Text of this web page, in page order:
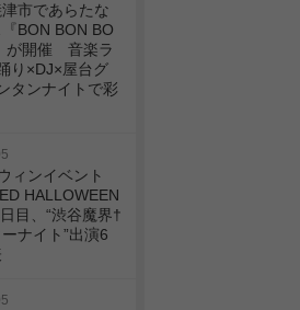
市であらたな
BON BON BO
が開催 音楽ラ
り×DJ×屋台グ
タンナイトで彩
ィンイベント
HALLOWEEN
目、“渋谷魔界†
ナイト”出演6